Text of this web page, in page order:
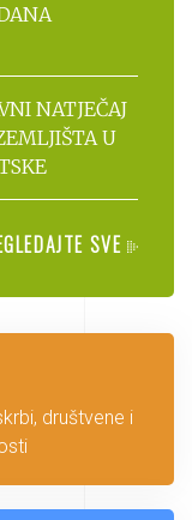
NATJEČAJ
U
SVE
društvene i